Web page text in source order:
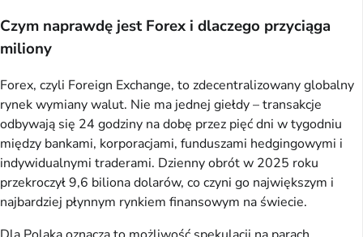
Czym naprawdę jest Forex i dlaczego przyciąga
miliony
Forex, czyli Foreign Exchange, to zdecentralizowany globalny
rynek wymiany walut. Nie ma jednej giełdy – transakcje
odbywają się 24 godziny na dobę przez pięć dni w tygodniu
między bankami, korporacjami, funduszami hedgingowymi i
indywidualnymi traderami. Dzienny obrót w 2025 roku
przekroczył 9,6 biliona dolarów, co czyni go największym i
najbardziej płynnym rynkiem finansowym na świecie.